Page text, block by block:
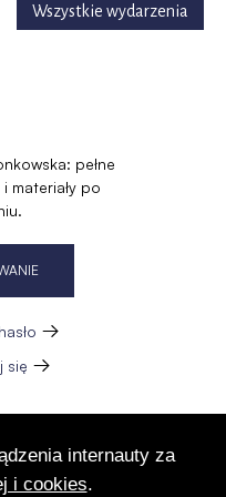
internauty za
i cookies.
Wszystkie wydarzenia
pełne
materiały po
się